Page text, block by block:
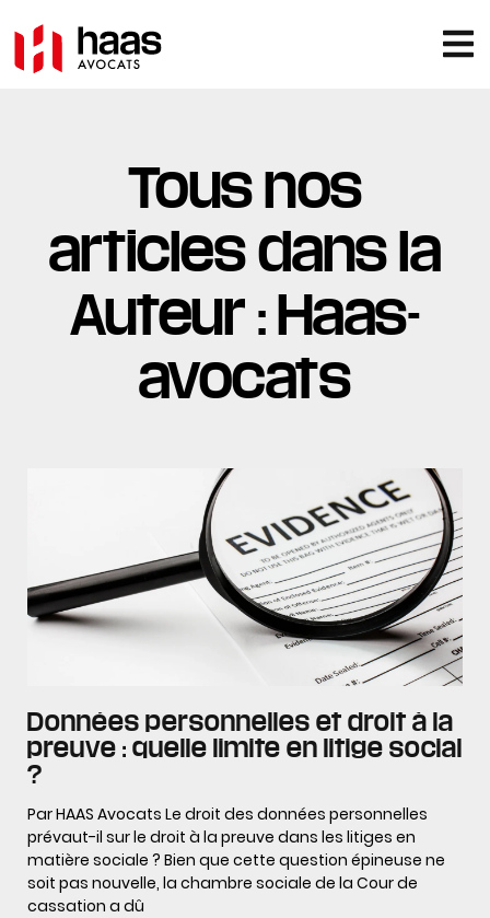
Tous nos
articles dans la
Auteur : Haas-
avocats
Données personnelles et droit à la
preuve : quelle limite en litige social
?
Par HAAS Avocats Le droit des données personnelles
prévaut-il sur le droit à la preuve dans les litiges en
matière sociale ? Bien que cette question épineuse ne
soit pas nouvelle, la chambre sociale de la Cour de
cassation a dû